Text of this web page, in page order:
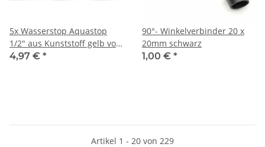
5x Wasserstop Aquastop
1/2" aus Kunststoff gelb von
Rehau
4,97 € *
90°- Winkelverbinder 20 x
20mm schwarz
1,00 € *
Artikel 1 - 20 von 229